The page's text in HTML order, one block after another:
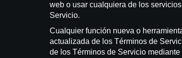
web o usar cualquiera de los
Servicio.
Cualquier función nueva o
actualizada de los Términos de
de los Términos de Servicio